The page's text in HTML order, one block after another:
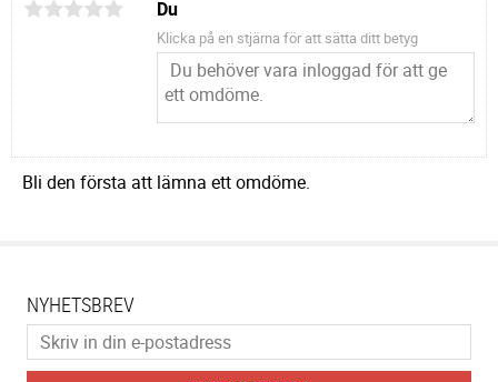
Du
Klicka på en stjärna för att sätta ditt betyg
Bli den första att lämna ett omdöme.
NYHETSBREV